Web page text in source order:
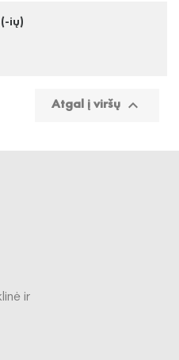
ių)
Atgal į viršų 
ir